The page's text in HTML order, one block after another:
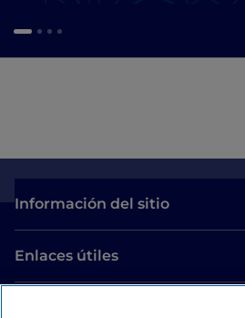
Información del sitio
Enlaces útiles